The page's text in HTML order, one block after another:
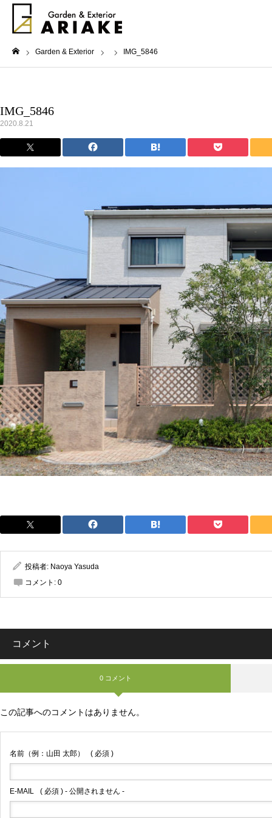
Garden & Exterior IMG_5846
IMG_5846
2020.8.21
投稿者: Naoya Yasuda
コメント: 0
コメント
0 コメント
この記事へのコメントはありません。
名前（例：山田 太郎） ( 必須 )
E-MAIL ( 必須 ) - 公開されません -